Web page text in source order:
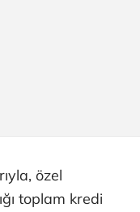
özel
toplam kredi